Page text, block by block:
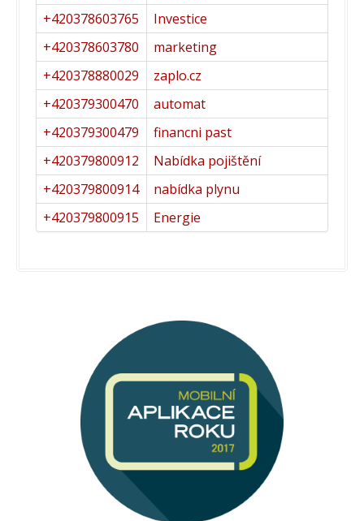
+420378603765
Investice
+420378603780
marketing
+420378880029
zaplo.cz
+420379300470
automat
+420379300479
financni past
+420379800912
Nabídka pojištění
+420379800914
nabídka plynu
+420379800915
Energie